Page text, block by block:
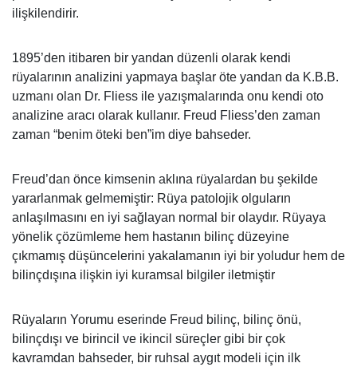
ilişkilendirir.
1895’den itibaren bir yandan düzenli olarak kendi
rüyalarının analizini yapmaya başlar öte yandan da K.B.B.
uzmanı olan Dr. Fliess ile yazışmalarında onu kendi oto
analizine aracı olarak kullanır. Freud Fliess’den zaman
zaman “benim öteki ben”im diye bahseder.
Freud’dan önce kimsenin aklına rüyalardan bu şekilde
yararlanmak gelmemiştir: Rüya patolojik olguların
anlaşılmasını en iyi sağlayan normal bir olaydır. Rüyaya
yönelik çözümleme hem hastanın bilinç düzeyine
çıkmamış düşüncelerini yakalamanın iyi bir yoludur hem de
bilinçdışına ilişkin iyi kuramsal bilgiler iletmiştir
Rüyaların Yorumu eserinde Freud bilinç, bilinç önü,
bilinçdışı ve birincil ve ikincil süreçler gibi bir çok
kavramdan bahseder, bir ruhsal aygıt modeli için ilk